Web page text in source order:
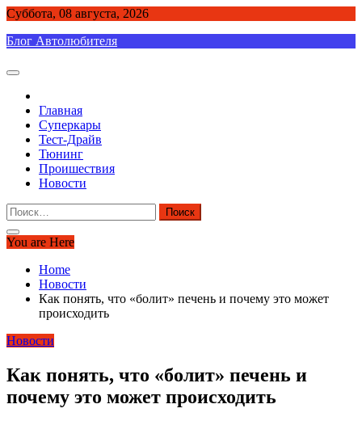
Skip
content
Суббота, 08 августа, 2026
Блог Автолюбителя
Главная
Суперкары
Тест-Драйв
Тюнинг
Проишествия
Новости
Найти:
You are Here
Home
Новости
Как понять, что «болит» печень и почему это может
происходить
Новости
Как понять, что «болит» печень и
почему это может происходить